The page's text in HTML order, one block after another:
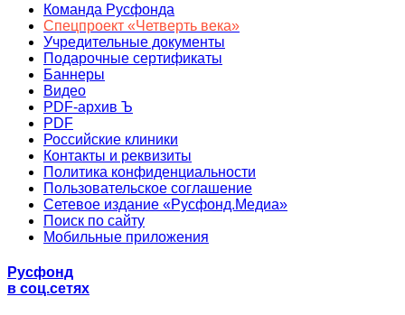
Команда Русфонда
Спецпроект «Четверть века»
Учредительные документы
Подарочные сертификаты
Баннеры
Видео
PDF-архив Ъ
PDF
Российские клиники
Контакты и реквизиты
Политика конфиденциальности
Пользовательское соглашение
Сетевое издание «Русфонд.Медиа»
Поиск по сайту
Мобильные приложения
Русфонд
в соц.сетях